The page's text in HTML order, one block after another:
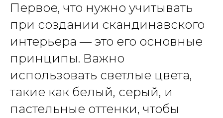
Первое, что нужно учитывать
при создании скандинавского
интерьера — это его основные
принципы. Важно
использовать светлые цвета,
такие как белый, серый, и
пастельные оттенки, чтобы